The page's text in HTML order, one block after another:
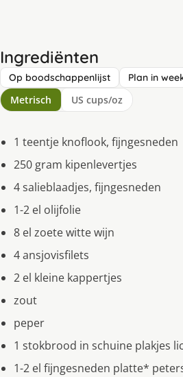
Ingrediënten
Op boodschappenlijst Plan in
Metrisch US cups/oz
1 teentje knoflook, fijngesneden
250 gram kipenlevertjes
4 salieblaadjes, fijngesneden
1-2 el olijfolie
8 el zoete witte wijn
4 ansjovisfilets
2 el kleine kappertjes
zout
peper
1 stokbrood in schuine plakjes
1-2 el fijngesneden platte*